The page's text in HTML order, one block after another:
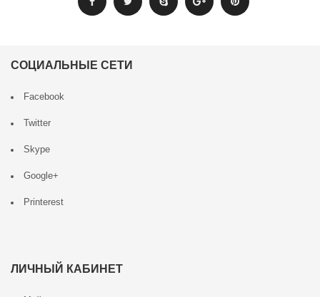
СОЦИАЛЬНЫЕ СЕТИ
Facebook
Twitter
Skype
Google+
Printerest
ЛИЧНЫЙ КАБИНЕТ